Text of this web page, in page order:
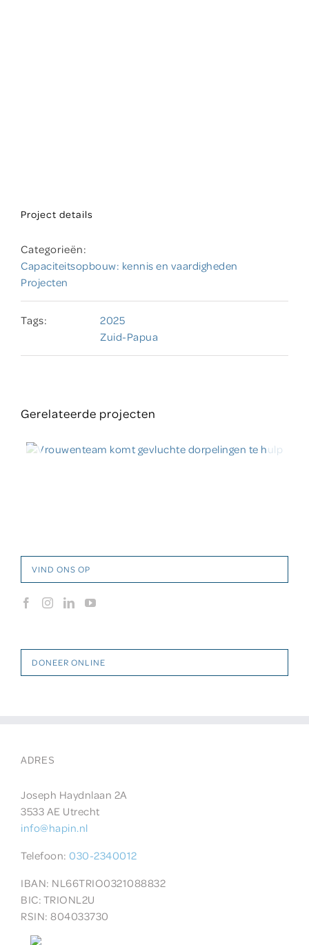
Project details
Categorieën:
Capaciteitsopbouw: kennis en vaardigheden
Projecten
Tags:
2025
Zuid-Papua
Gerelateerde projecten
VIND ONS OP
DONEER ONLINE
ADRES
Joseph Haydnlaan 2A
3533 AE Utrecht
info@hapin.nl
Telefoon: 030-2340012
IBAN: NL66TRIO0321088832
BIC: TRIONL2U
RSIN: 804033730